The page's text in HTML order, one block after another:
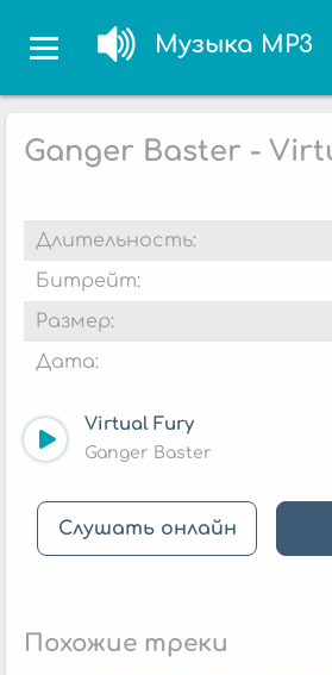
Музыка MP3
Ganger Baster -
Длительность:
Битрейт:
Размер:
Дата:
Virtual Fury
Ganger Baster
Слушать онлайн
Похожие треки